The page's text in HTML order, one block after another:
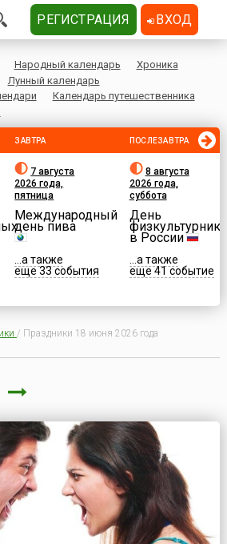
Народный календарь
Хроника
Лунный календарь
Календарь путешественника
ЗАВТРА
7 августа
2026 года,
пятница
Международный
день пива
...а также
еще 33 события
ПОСЛЕЗАВТРА
8 августа
2026 года,
суббота
День
физкультурника
в России
...а также
еще 41 событие
/ Праздники 18 июня 2026 года
РЕГИСТРАЦИЯ ВХОД